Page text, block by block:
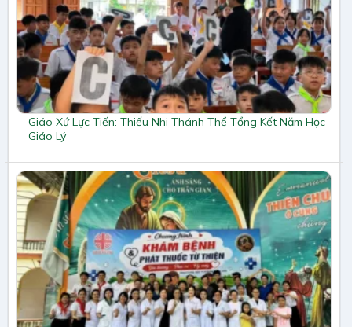
Giáo Xứ Lực Tiến: Thiếu Nhi Thánh Thể Tổng Kết Năm Học
Giáo Lý